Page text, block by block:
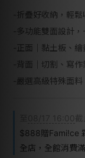
-折疊好收納，輕
-多功能雙面設計
-正面｜黏土板、
-背面｜切割、寫
-嚴選高級特殊面
08/17 16:00截
$888贈Fami!ce
全店，全館消費